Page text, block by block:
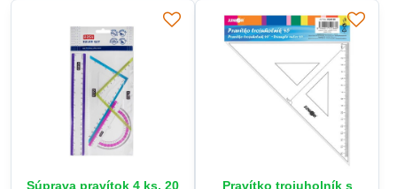
Súprava pravítok 4 ks, 20 Pravítko trojuholník s